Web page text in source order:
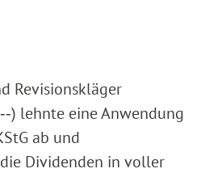
Revisionskläger
lehnte eine Anwendung
ab und
Dividenden in voller